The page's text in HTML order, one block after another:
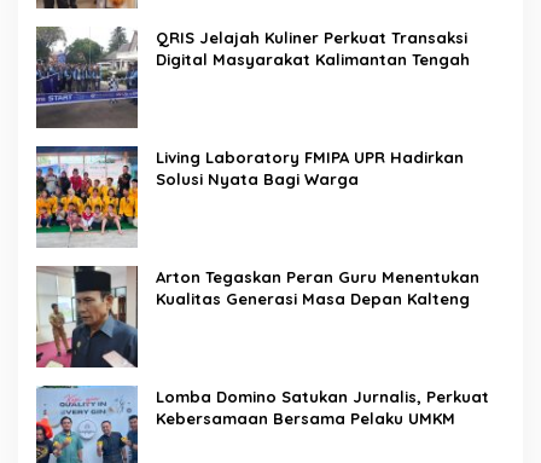
QRIS Jelajah Kuliner Perkuat Transaksi
Digital Masyarakat Kalimantan Tengah
Living Laboratory FMIPA UPR Hadirkan
Solusi Nyata Bagi Warga
Arton Tegaskan Peran Guru Menentukan
Kualitas Generasi Masa Depan Kalteng
Lomba Domino Satukan Jurnalis, Perkuat
Kebersamaan Bersama Pelaku UMKM